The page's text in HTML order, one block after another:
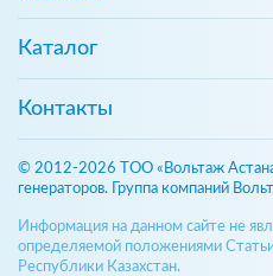
Каталог
Контакты
© 2012-2026 ТОО «Вольтаж
генераторов. Группа компаний
Информация на данном сайте не
определяемой положениями
Республики Казахстан.